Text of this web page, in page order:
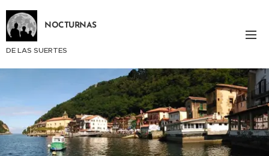
NOCTURNAS
DE LAS SUERTES